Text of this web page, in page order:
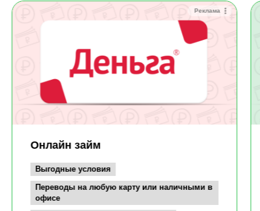
Реклама
Онлайн займ
Выгодные условия
Переводы на любую карту или наличными в
офисе